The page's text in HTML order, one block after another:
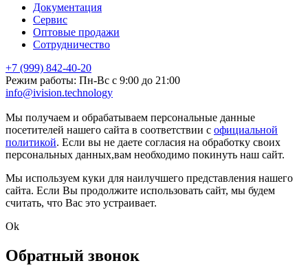
Документация
Сервис
Оптовые продажи
Сотрудничество
+7 (999) 842-40-20
Режим работы: Пн-Вс с 9:00 до 21:00
info@ivision.technology
Мы получаем и обрабатываем персональные данные
посетителей нашего сайта в соответствии с официальной
политикой. Если вы не даете согласия на обработку своих
персональных данных,вам необходимо покинуть наш сайт.
Мы используем куки для наилучшего представления нашего
сайта. Если Вы продолжите использовать сайт, мы будем
считать, что Вас это устраивает.
Ok
Обратный звонок